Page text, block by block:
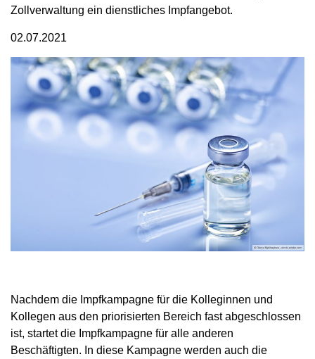
Zollverwaltung ein dienstliches Impfangebot.
02.07.2021
Nachdem die Impfkampagne für die Kolleginnen und
Kollegen aus den priorisierten Bereich fast abgeschlossen
ist, startet die Impfkampagne für alle anderen
Beschäftigten. In diese Kampagne werden auch die